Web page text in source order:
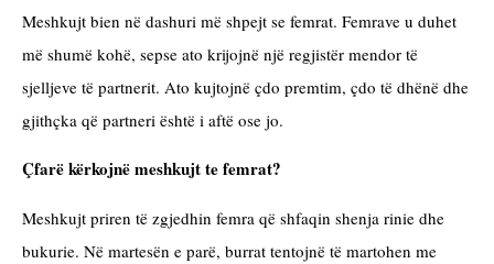
Meshkujt bien në dashuri më shpejt se femrat. Femrave u duhet
më shumë kohë, sepse ato krijojnë një regjistër mendor të
sjelljeve të partnerit. Ato kujtojnë çdo premtim, çdo të dhënë dhe
gjithçka që partneri është i aftë ose jo.
Çfarë kërkojnë meshkujt te femrat?
Meshkujt priren të zgjedhin femra që shfaqin shenja rinie dhe
bukurie. Në martesën e parë, burrat tentojnë të martohen me